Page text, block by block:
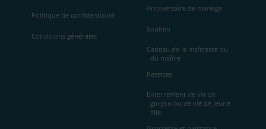
Politique de confidentialité
Conditions générales
Anniversaire de mariage
Soutien
Cadeau de la maîtresse ou
du maître
Recettes
Enterrement de vie de
garçon ou de vie de jeune
fille